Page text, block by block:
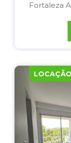
Fortaleza
LOCAÇÃO